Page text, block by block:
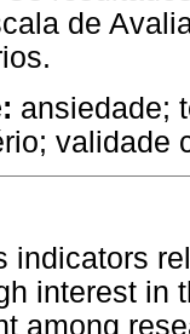
de
ansiedade;
validade
indicators
interest in
among